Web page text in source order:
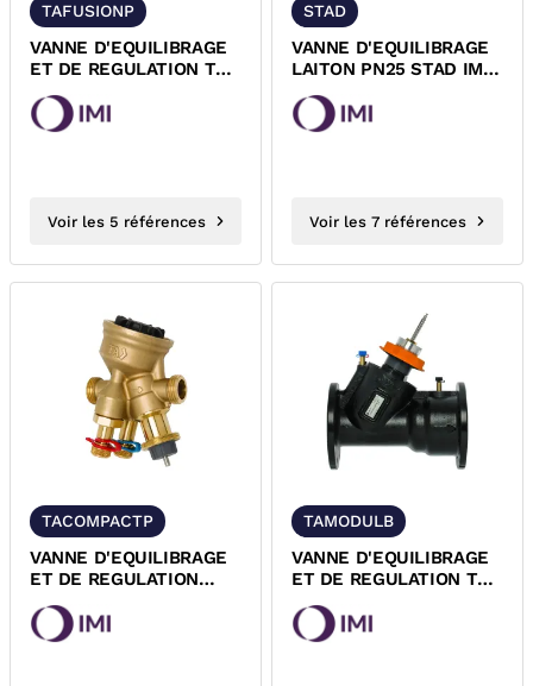
TAFUSIONP
VANNE D'EQUILIBRAGE
ET DE REGULATION TA-
FUSION-P IMI
Voir les 5 références
STAD
VANNE D'EQUILIBRAGE
LAITON PN25 STAD IMI-
TA
Voir les 7 références
TACOMPACTP
VANNE D'EQUILIBRAGE
ET DE REGULATION
LAITON FILETEE MALE
MALE PN16...
TAMODULB
VANNE D'EQUILIBRAGE
ET DE REGULATION TA-
MODULATOR A BRIDES
IMI-TA